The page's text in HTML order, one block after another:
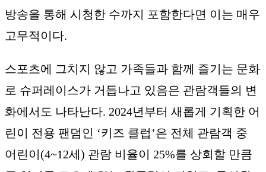
방송을 통해 시청한 수까지 포함한다면 이는 매우
고무적이다.
스포츠에 그치지 않고 가족들과 함께 즐기는 문화
로 슈퍼레이스가 거듭나고 있음은 관람객들의 변
화에서도 나타난다. 2024년부터 새롭게 기획한 어
린이 전용 팬덤인 ‘키즈 클럽’은 전체 관람객 중
어린이(4~12세) 관람 비율이 25%를 상회할 만큼